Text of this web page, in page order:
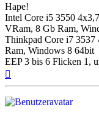
Hape!
Intel Core i5 3550
VRam, 8 Gb Ram,
Thinkpad Core i7
Ram, Windows 8 64bit
EEP 3 bis 6 Flicken 1,